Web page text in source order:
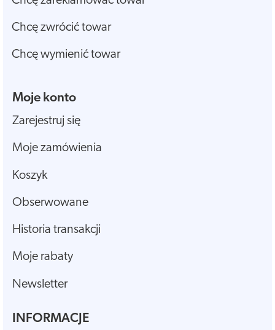
Chcę zwrócić towar
Chcę wymienić towar
Moje konto
Zarejestruj się
Moje zamówienia
Koszyk
Obserwowane
Historia transakcji
Moje rabaty
Newsletter
INFORMACJE